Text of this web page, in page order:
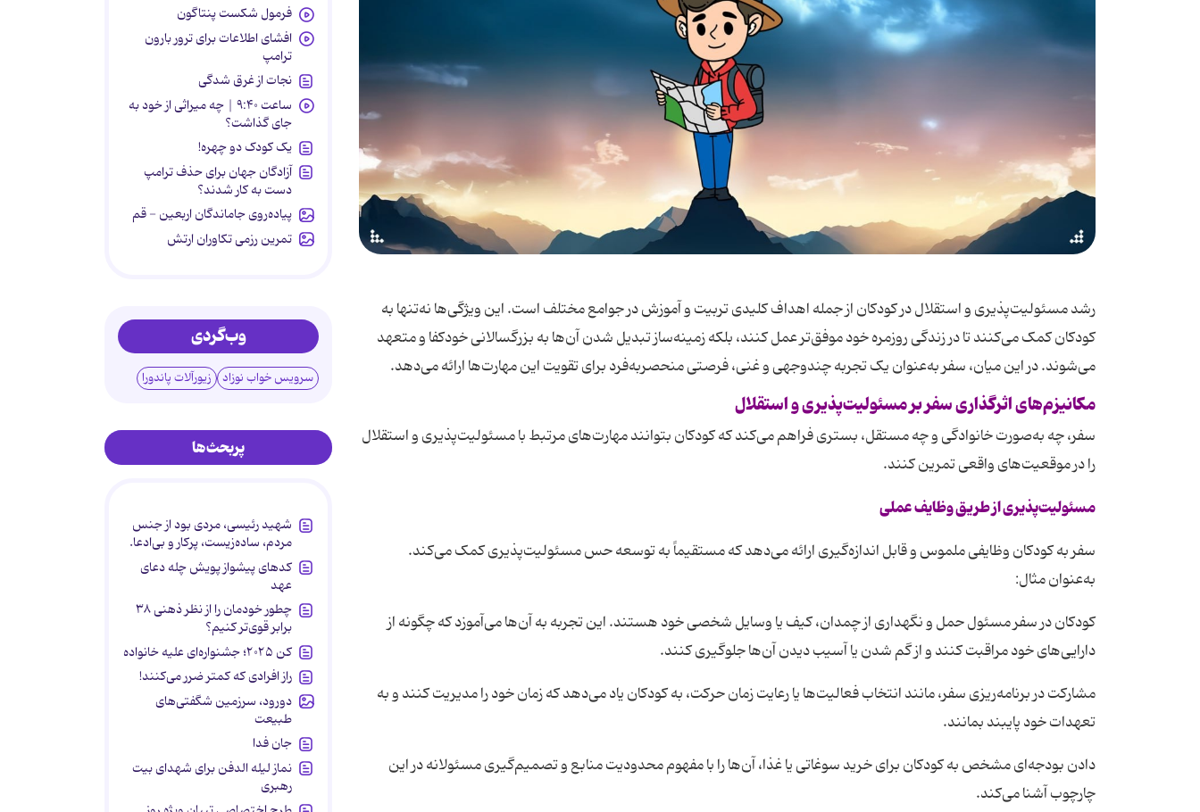
رشد مسئولیت‌پذیری و استقلال در کودکان از جمله اهداف کلیدی تربیت و آموزش در جوامع مختلف است. این ویژگی‌ها نه‌تنها به
کودکان کمک می‌کنند تا در زندگی روزمره خود موفق‌تر عمل کنند، بلکه زمینه‌ساز تبدیل شدن آن‌ها به بزرگسالانی خودکفا و متعهد
می‌شوند. در این میان، سفر به‌عنوان یک تجربه چندوجهی و غنی، فرصتی منحصربه‌فرد برای تقویت این مهارت‌ها ارائه می‌دهد.
مکانیزم‌های اثرگذاری سفر بر مسئولیت‌پذیری و استقلال
سفر، چه به‌صورت خانوادگی و چه مستقل، بستری فراهم می‌کند که کودکان بتوانند مهارت‌های مرتبط با مسئولیت‌پذیری و استقلال
را در موقعیت‌های واقعی تمرین کنند.
مسئولیت‌پذیری از طریق وظایف عملی
سفر به کودکان وظایفی ملموس و قابل اندازه‌گیری ارائه می‌دهد که مستقیماً به توسعه حس مسئولیت‌پذیری کمک می‌کند.
به‌عنوان مثال:
کودکان در سفر مسئول حمل و نگهداری از چمدان، کیف یا وسایل شخصی خود هستند. این تجربه به آن‌ها می‌آموزد که چگونه از
دارایی‌های خود مراقبت کنند و از گم شدن یا آسیب دیدن آن‌ها جلوگیری کنند.
مشارکت در برنامه‌ریزی سفر، مانند انتخاب فعالیت‌ها یا رعایت زمان حرکت، به کودکان یاد می‌دهد که زمان خود را مدیریت کنند و به
تعهدات خود پایبند بمانند.
دادن بودجه‌ای مشخص به کودکان برای خرید سوغاتی یا غذا، آن‌ها را با مفهوم محدودیت منابع و تصمیم‌گیری مسئولانه در این
چارچوب آشنا می‌کند.
فرمول شکست پنتاگون
افشای اطلاعات برای ترور بارون
ترامپ
نجات از غرق شدگی
ساعت ۹:۴۰ | چه میراثی از خود به
جای گذاشت؟
یک کودک دو چهره!
آزادگان جهان برای حذف ترامپ
دست به کار شدند؟
پیاده‌روی جاماندگان اربعین - قم
تمرین رزمی تکاوران ارتش
وب‌گردی
سرویس خواب نوزاد زیورآلات پاندورا
پربحث‌ها
شهید رئیسی، مردی بود از جنس
مردم، ساده‌زیست، پرکار و بی‌ادعا.
کدهای پیشواز پویش چله دعای
عهد
چطور خودمان را از نظر ذهنی ۳۸
برابر قوی‌تر کنیم؟
کن ۲۰۲۵؛ جشنواره‌ای علیه خانواده
راز افرادی که کمتر ضرر می‌کنند!
دورود، سرزمین شگفتی‌های
طبیعت
جان فدا
نماز لیله الدفن برای شهدای بیت
رهبری